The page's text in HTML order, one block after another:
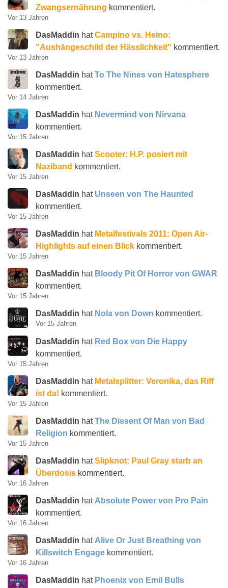
Zwangsernährung kommentiert.
Vor 13 Jahren
DasMaddin hatCampino vs. Heino:
"Aushängeschild der Hässlichkeit" kommentiert.
Vor 13 Jahren
DasMaddin hatTo The Nines von Hatesphere
kommentiert.
Vor 14 Jahren
DasMaddin hat Nevermind von Nirvana
kommentiert.
Vor 15 Jahren
DasMaddin hatScooter: H.P. posiert mit
Naziband kommentiert.
Vor 15 Jahren
DasMaddin hat Unseen von The Haunted
kommentiert.
Vor 15 Jahren
DasMaddin hat Metalfestivals 2011: Open Air-
Highlights auf einen Blick kommentiert.
Vor 15 Jahren
DasMaddin hat Bloody Pit Of Horror von GWAR
kommentiert.
Vor 15 Jahren
DasMaddin hat Nola von Down kommentiert.
Vor 15 Jahren
DasMaddin hat Red Box von Die Happy
kommentiert.
Vor 15 Jahren
DasMaddin hat Metalsplitter: Veronika, das Riff
ist da! kommentiert.
Vor 15 Jahren
DasMaddin hatThe Dissent Of Man von Bad
Religion kommentiert.
Vor 15 Jahren
DasMaddin hatSlipknot: Paul Gray starb an
Überdosis kommentiert.
Vor 16 Jahren
DasMaddin hat Absolute Power von Pro Pain
kommentiert.
Vor 16 Jahren
DasMaddin hat Alive Or Just Breathing von
Killswitch Engage kommentiert.
Vor 16 Jahren
DasMaddin hat Phoenix von Emil Bulls